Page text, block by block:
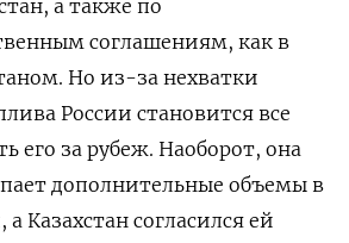
а также по
соглашениям, как в
Но из-за нехватки
России становится все
его за рубеж. Наоборот, она
дополнительные объемы в
Казахстан согласился ей